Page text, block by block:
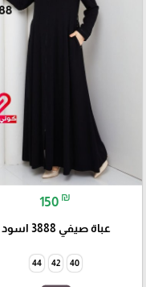
150 ₪
عباة صيفي 3888 اسود
40
42
44